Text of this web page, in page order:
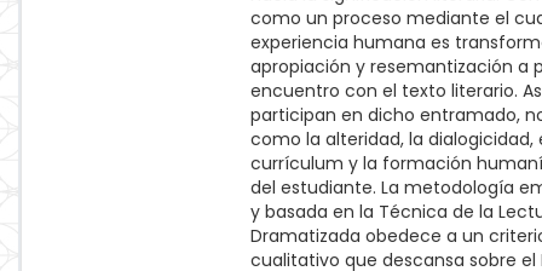
como un proceso mediante el
experiencia humana es
apropiación y resemantización a
encuentro con el texto literario.
participan en dicho entramado,
como la alteridad, la dialogicidad,
currículum y la formación
del estudiante. La metodología
y basada en la Técnica de la
Dramatizada obedece a un
cualitativo que descansa sobre el